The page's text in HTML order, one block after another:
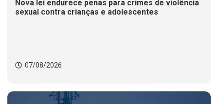
Nova lei endurece penas para crimes de violência
sexual contra crianças e adolescentes
07/08/2026